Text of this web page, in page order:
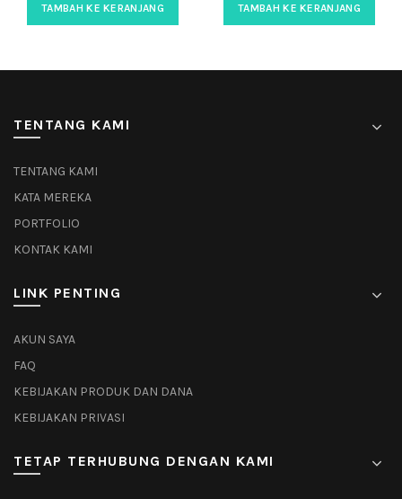
TAMBAH KE KERANJANG TAMBAH KE KERANJANG
TENTANG KAMI
TENTANG KAMI
KATA MEREKA
PORTFOLIO
KONTAK KAMI
LINK PENTING
AKUN SAYA
FAQ
KEBIJAKAN PRODUK DAN DANA
KEBIJAKAN PRIVASI
TETAP TERHUBUNG DENGAN KAMI